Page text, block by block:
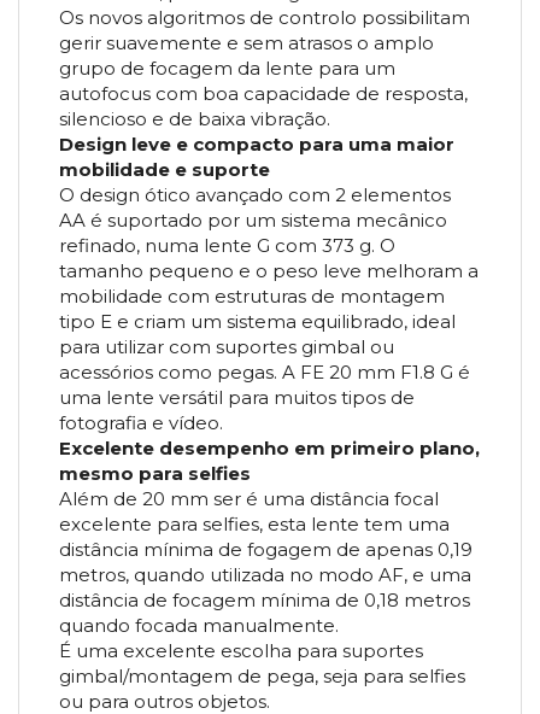
Os novos algoritmos de controlo possibilitam
gerir suavemente e sem atrasos o amplo
grupo de focagem da lente para um
autofocus com boa capacidade de resposta,
silencioso e de baixa vibração.
Design leve e compacto para uma maior
mobilidade e suporte
O design ótico avançado com 2 elementos
AA é suportado por um sistema mecânico
refinado, numa lente G com 373 g. O
tamanho pequeno e o peso leve melhoram a
mobilidade com estruturas de montagem
tipo E e criam um sistema equilibrado, ideal
para utilizar com suportes gimbal ou
acessórios como pegas. A FE 20 mm F1.8 G é
uma lente versátil para muitos tipos de
fotografia e vídeo.
Excelente desempenho em primeiro plano,
mesmo para selfies
Além de 20 mm ser é uma distância focal
excelente para selfies, esta lente tem uma
distância mínima de fogagem de apenas 0,19
metros, quando utilizada no modo AF, e uma
distância de focagem mínima de 0,18 metros
quando focada manualmente.
É uma excelente escolha para suportes
gimbal/montagem de pega, seja para selfies
ou para outros objetos.